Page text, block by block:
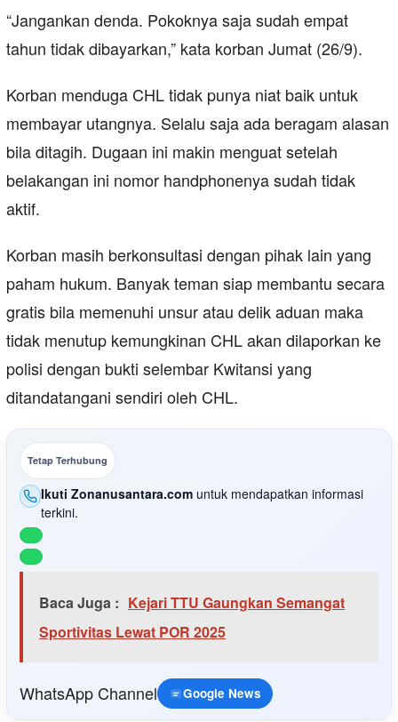
“Jangankan denda. Pokoknya saja sudah empat
tahun tidak dibayarkan,” kata korban Jumat (26/9).
Korban menduga CHL tidak punya niat baik untuk
membayar utangnya. Selalu saja ada beragam alasan
bila ditagih. Dugaan ini makin menguat setelah
belakangan ini nomor handphonenya sudah tidak
aktif.
Korban masih berkonsultasi dengan pihak lain yang
paham hukum. Banyak teman siap membantu secara
gratis bila memenuhi unsur atau delik aduan maka
tidak menutup kemungkinan CHL akan dilaporkan ke
polisi dengan bukti selembar Kwitansi yang
ditandatangani sendiri oleh CHL.
Tetap Terhubung
Ikuti Zonanusantara.com untuk mendapatkan informasi
terkini.
Baca Juga : Kejari TTU Gaungkan Semangat
Sportivitas Lewat POR 2025
WhatsApp Channel Google News